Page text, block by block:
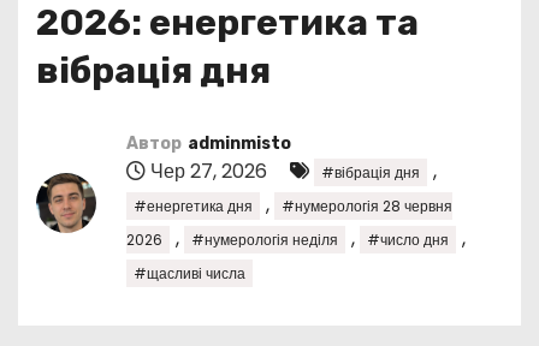
2026: енергетика та
вібрація дня
Автор adminmisto
Чер 27, 2026 #вібрація дня ,
#енергетика дня ,
#нумерологія 28 червня
2026
, #нумерологія неділя , #число дня ,
#щасливі числа